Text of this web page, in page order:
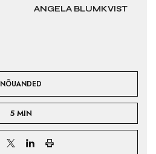
ANGELA BLUMKVIST
NÕUANDED
5 MIN